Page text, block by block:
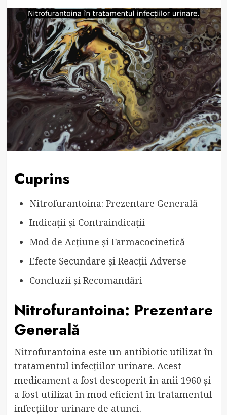
Cuprins
Nitrofurantoina: Prezentare Generală
Indicații și Contraindicații
Mod de Acțiune și Farmacocinetică
Efecte Secundare și Reacții Adverse
Concluzii și Recomandări
Nitrofurantoina: Prezentare
Generală
Nitrofurantoina este un antibiotic utilizat în
tratamentul infecțiilor urinare. Acest
medicament a fost descoperit în anii 1960 și
a fost utilizat în mod eficient în tratamentul
infecțiilor urinare de atunci.